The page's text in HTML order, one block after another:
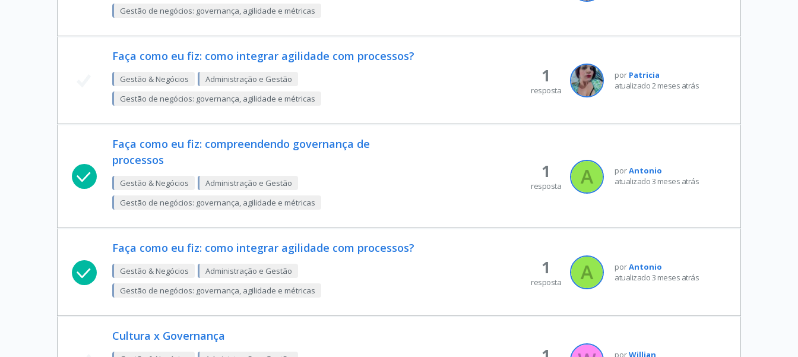
Gestão de negócios: governança, agilidade e métricas
Faça como eu fiz: como integrar agilidade com processos?
Gestão & Negócios
Administração e Gestão
Gestão de negócios: governança, agilidade e métricas
por Patricia
atualizado 2 meses atrás
1
resposta
Faça como eu fiz: compreendendo governança de
processos
Gestão & Negócios
Administração e Gestão
Gestão de negócios: governança, agilidade e métricas
porAntonio
atualizado 3 meses atrás
1
resposta
Faça como eu fiz: como integrar agilidade com processos?
Gestão & Negócios
Administração e Gestão
Gestão de negócios: governança, agilidade e métricas
porAntonio
atualizado 3 meses atrás
1
resposta
Cultura x Governança
porWillian